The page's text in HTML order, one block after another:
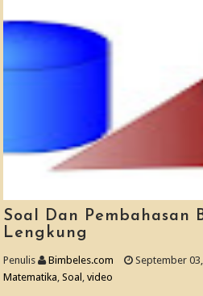
Soal Dan Pembahasan
Lengkung
Penulis Bimbeles.com September
Matematika,Soal ,video